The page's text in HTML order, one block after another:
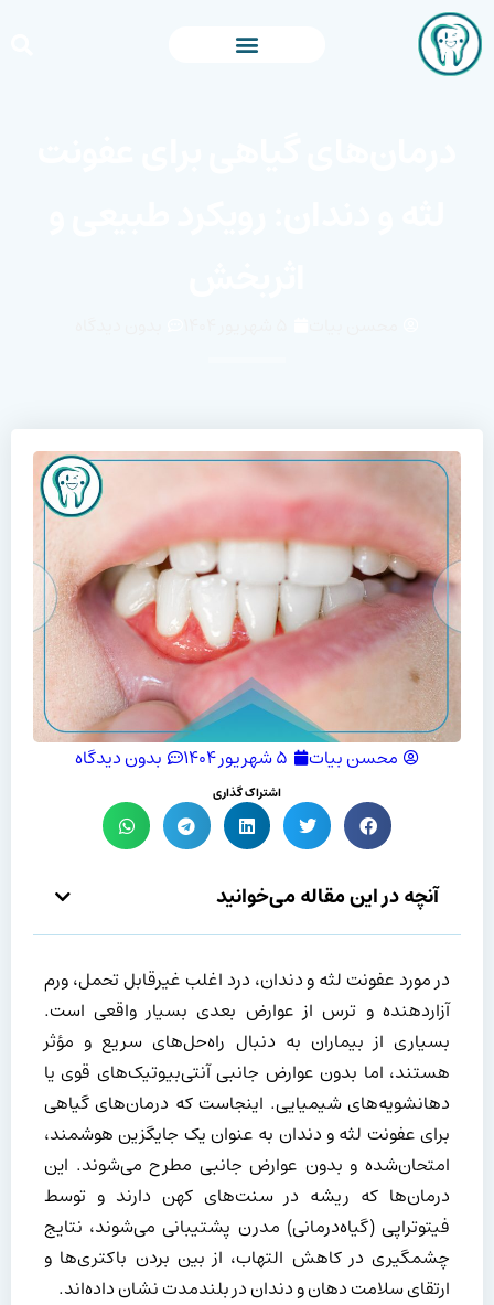
محسن بیات ۵ شهریور ۱۴۰۴ بدون دیدگاه
اشتراک گذاری
آنچه در این مقاله می‌خوانید
در مورد عفونت لثه و دندان، درد اغلب غیرقابل تحمل، ورم
آزاردهنده و ترس از عوارض بعدی بسیار واقعی است.
بسیاری از بیماران به دنبال راه‌حل‌های سریع و مؤثر
هستند، اما بدون عوارض جانبی آنتی‌بیوتیک‌های قوی یا
دهانشویه‌های شیمیایی. اینجاست که درمان‌های گیاهی
برای عفونت لثه و دندان به عنوان یک جایگزین هوشمند،
امتحان‌شده و بدون عوارض جانبی مطرح می‌شوند. این
درمان‌ها که ریشه در سنت‌های کهن دارند و توسط
فیتوتراپی (گیاه‌درمانی) مدرن پشتیبانی می‌شوند، نتایج
چشمگیری در کاهش التهاب، از بین بردن باکتری‌ها و
ارتقای سلامت دهان و دندان در بلندمدت نشان داده‌اند.